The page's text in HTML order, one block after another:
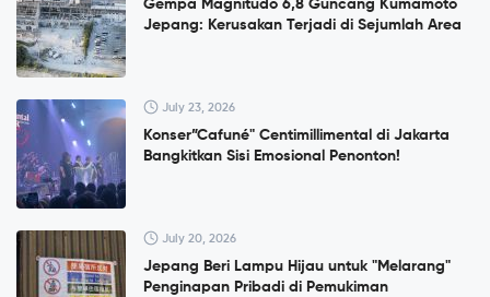
Gempa Magnitudo 6,8 Guncang Kumamoto
Jepang: Kerusakan Terjadi di Sejumlah Area
July 23, 2026
Konser”Cafuné" Centimillimental di Jakarta
Bangkitkan Sisi Emosional Penonton!
July 20, 2026
Jepang Beri Lampu Hijau untuk "Melarang"
Penginapan Pribadi di Pemukiman